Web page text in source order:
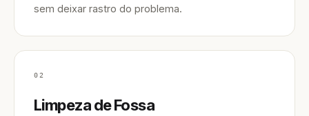
sem deixar rastro do problema.
02
Limpeza de Fossa